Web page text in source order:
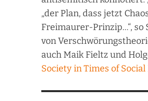
„der Plan, dass jetzt
Freimaurer-Prinzip…“, so
von
auch Maik Fieltz und
Society in Times of Social